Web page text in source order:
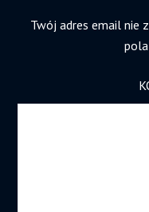
Twój adres email nie